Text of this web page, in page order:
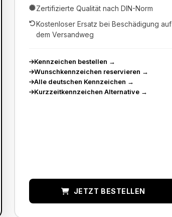
Zertifizierte Qualität nach DIN-Norm
Kostenloser Ersatz bei Beschädigung auf
dem Versandweg
Kennzeichen bestellen →
Wunschkennzeichen reservieren →
Alle deutschen Kennzeichen →
Kurzzeitkennzeichen Alternative →
JETZT BESTELLEN